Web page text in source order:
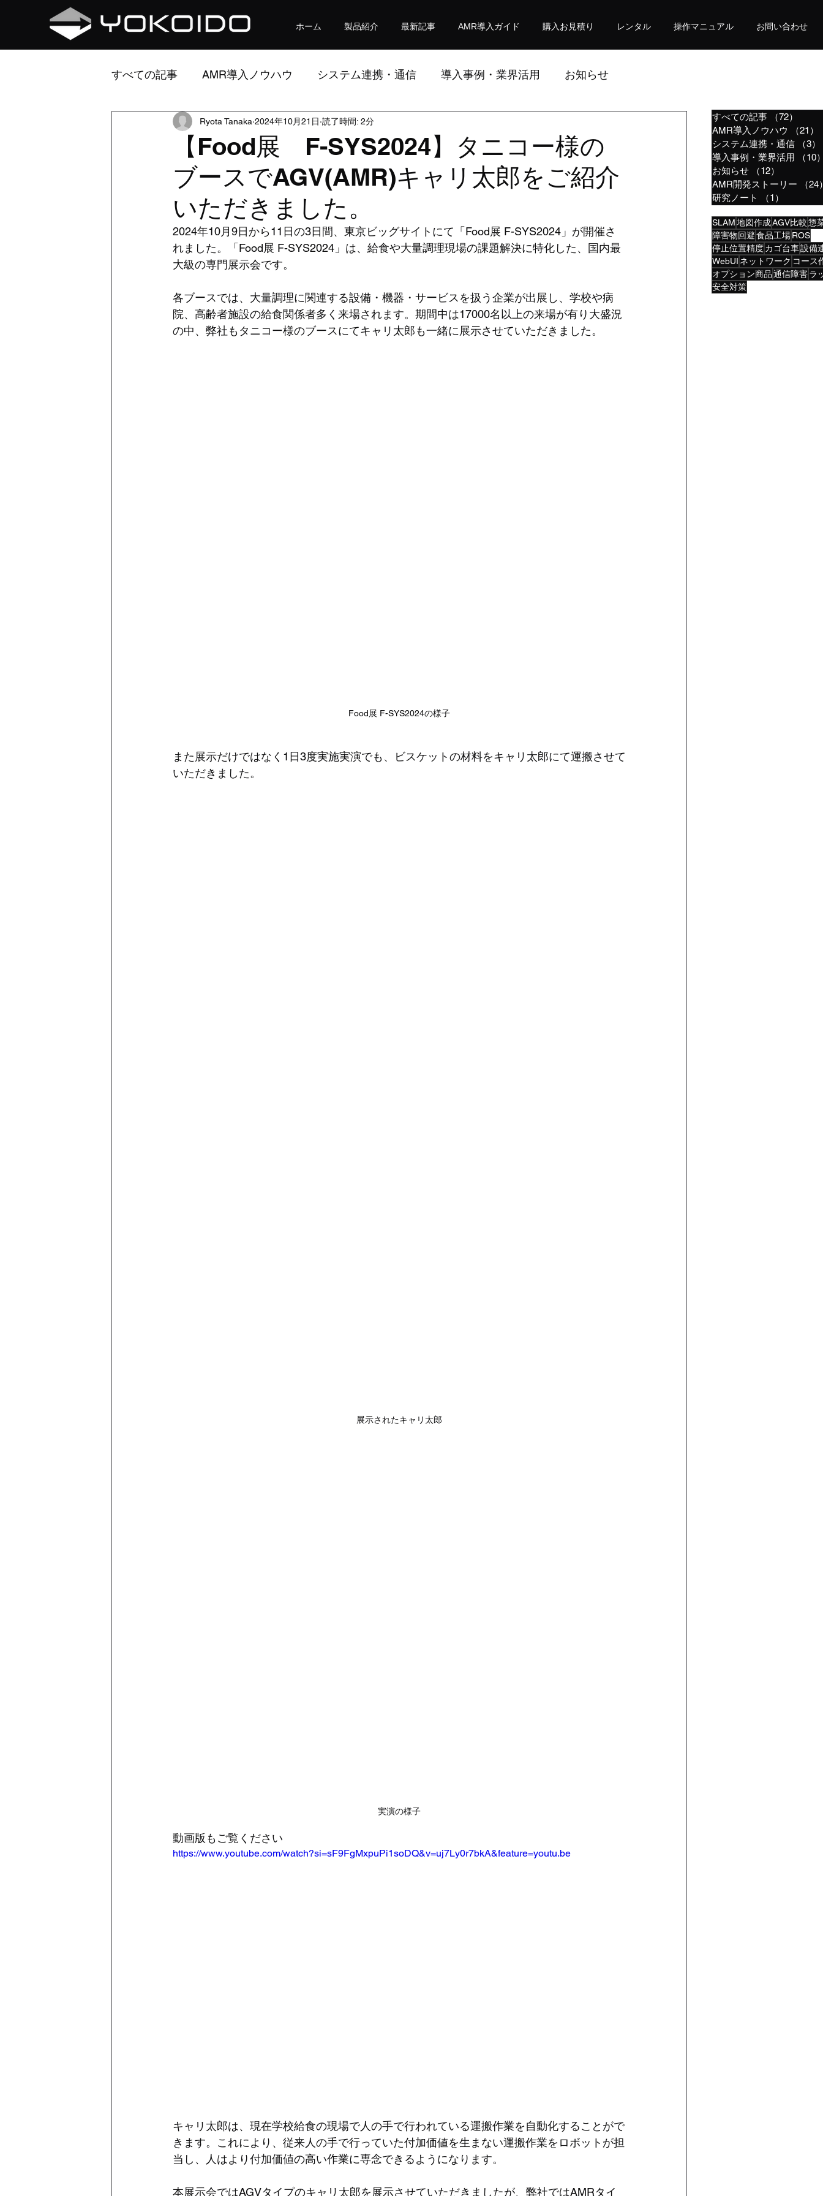
ホーム 製品紹介 最新記事 AMR導入ガイド 購入お見積り レンタル 操作マニュアル お問い合わせ
すべての記事 AMR導入ノウハウ システム連携・通信 導入事例・業界活用 お知らせ
AMR開発ストーリー 研究ノート
【Food展 F-SYS2024】タニコー様の
ブースでAGV(AMR)キャリ太郎をご紹介
いただきました。
Ryota Tanaka 2024年10月21日 読了時間: 2分
2024年10月9日から11日の3日間、東京ビッグサイトにて「Food展 F-SYS2024」が開催さ
れました。「Food展 F-SYS2024」は、給食や大量調理現場の課題解決に特化した、国内最
大級の専門展示会です。
各ブースでは、大量調理に関連する設備・機器・サービスを扱う企業が出展し、学校や病
院、高齢者施設の給食関係者多く来場されます。期間中は17000名以上の来場が有り大盛況
の中、弊社もタニコー様のブースにてキャリ太郎も一緒に展示させていただきました。
Food展 F-SYS2024の様子
また展示だけではなく1日3度実施実演でも、ビスケットの材料をキャリ太郎にて運搬させて
いただきました。
展示されたキャリ太郎
実演の様子
動画版もご覧ください
https://www.youtube.com/watch?si=sF9FgMxpuPi1soDQ&v=uj7Ly0r7bkA&feature=youtu.be
キャリ太郎は、現在学校給食の現場で人の手で行われている運搬作業を自動化することがで
きます。これにより、従来人の手で行っていた付加価値を生まない運搬作業をロボットが担
当し、人はより付加価値の高い作業に専念できるようになります。
本展示会ではAGVタイプのキャリ太郎を展示させていただきましたが、弊社ではAMRタイ
すべての記事 （72）
AMR導入ノウハウ
（21）
システム連携・通信
（3）
導入事例・業界活用
（10
お知らせ
（12）
AMR開発ストーリー
（24
研究ノート
（1）
SLAM地図作成AGV比較惣
障害物回避食品工場ROS
停止位置精度カゴ台車設備
WebUI ネットワーク コース
オプション商品通信障害ラ
安全対策